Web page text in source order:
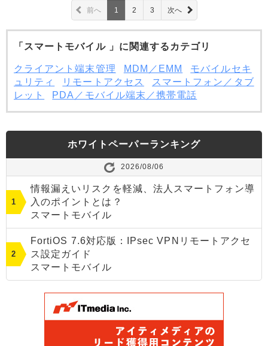
前へ 1 2 3 次へ
「スマートモバイル 」に関連するカテゴリ
クライアント端末管理 MDM／EMM
モバイルセキ
ュリティ
リモートアクセス
スマートフォン／タブ
レット
PDA／モバイル端末／携帯電話
ホワイトペーパーランキング
2026/08/06
情報漏えいリスクを軽減、法人スマートフォン導
入のポイントとは？
スマートモバイル
FortiOS 7.6対応版：IPsec VPNリモートアクセ
ス設定ガイド
スマートモバイル